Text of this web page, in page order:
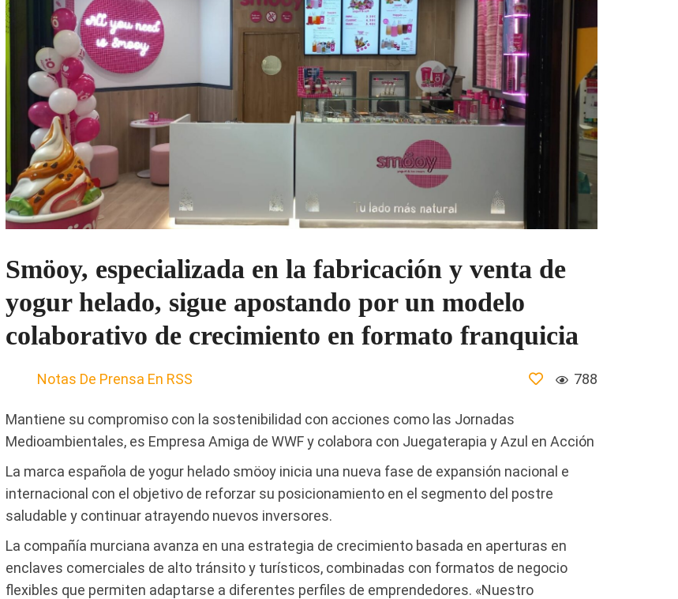
Smöoy, especializada en la fabricación y venta de
yogur helado, sigue apostando por un modelo
colaborativo de crecimiento en formato franquicia
Notas De Prensa En RSS 788
Mantiene su compromiso con la sostenibilidad con acciones como las Jornadas
Medioambientales, es Empresa Amiga de WWF y colabora con Juegaterapia y Azul en Acción
La marca española de yogur helado smöoy inicia una nueva fase de expansión nacional e
internacional con el objetivo de reforzar su posicionamiento en el segmento del postre
saludable y continuar atrayendo nuevos inversores.
La compañía murciana avanza en una estrategia de crecimiento basada en aperturas en
enclaves comerciales de alto tránsito y turísticos, combinadas con formatos de negocio
flexibles que permiten adaptarse a diferentes perfiles de emprendedores. «Nuestro